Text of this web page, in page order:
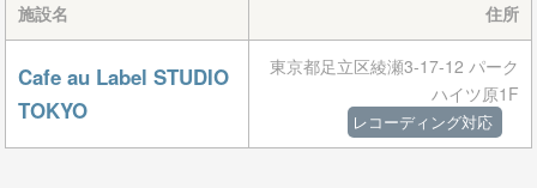
施設名 住所
Cafe au Label STUDIO
TOKYO
東京都足立区綾瀬3-17-12 パーク
ハイツ原1F
レコーディング対応